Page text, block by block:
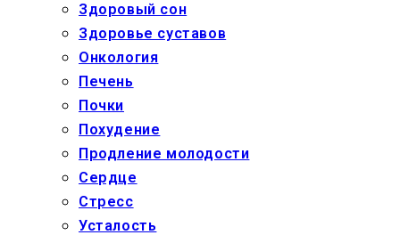
Здоровый сон
Здоровье суставов
Онкология
Печень
Почки
Похудение
Продление молодости
Сердце
Стресс
Усталость